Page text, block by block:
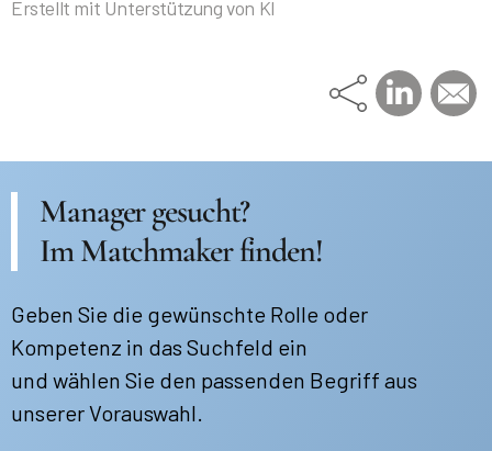
Erstellt mit Unterstützung von KI
Manager gesucht?
Im Matchmaker finden!
Geben Sie die gewünschte Rolle oder
Kompetenz in das Suchfeld ein
und wählen Sie den passenden Begriff aus
unserer Vorauswahl.